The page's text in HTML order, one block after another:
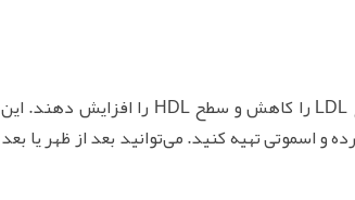
میوه‌های سرشار از فیبر مانند آلو، سیب، گلابی، می‌توانند سطح LDL را کاهش و سطح HDL را افزایش دهند. این
و اسموتی تهیه کنید. می‌توانید بعد از ظهر یا بعد